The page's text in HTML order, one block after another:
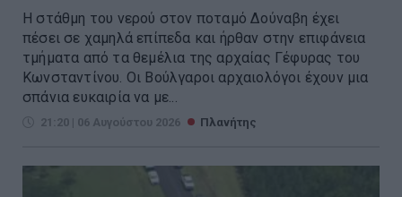
Η στάθμη του νερού στον ποταμό Δούναβη έχει
πέσει σε χαμηλά επίπεδα και ήρθαν στην επιφάνεια
τμήματα από τα θεμέλια της αρχαίας Γέφυρας του
Κωνσταντίνου. Οι Βούλγαροι αρχαιολόγοι έχουν μια
σπάνια ευκαιρία να με...
21:20 | 06 Αυγούστου 2026 Πλανήτης